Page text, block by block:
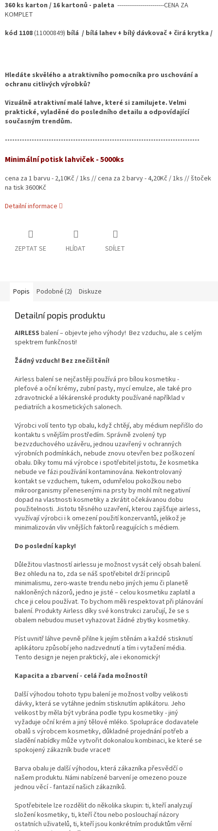
360 ks karton / 16 kartonů - paleta ------------------------CENA ZA
KOMPLET
kód 1108(11000849) bílá / bílá lahev + bílý dávkovač + čirá krytka /
Hledáte skvělého a atraktivního pomocníka pro uschování a
ochranu citlivých výrobků?
Vizuálně atraktivní malé lahve, které si zamilujete. Velmi
praktické, vyladěné do posledního detailu a odpovídající
současným trendům.
--------------------------------------------------------------------------------
Minimální potisk lahviček - 5000ks
cena za 1 barvu - 2,10Kč / 1ks // cena za 2 barvy - 4,20Kč / 1ks // štoček
na tisk 3600Kč
Detailní informace
ZEPTAT SE HLÍDAT SDÍLET
Popis Podobné (2) Diskuze
Detailní popis produktu
AIRLESS balení – objevte jeho výhody! Bez vzduchu, ale s celým
spektrem funkčnosti!
Žádný vzduch! Bez znečištění!
Airless balení se nejčastěji používá pro bílou kosmetiku -
pleťové a oční krémy, zubní pasty, mycí emulze, ale také pro
zdravotnické a lékárenské produkty používané například v
pediatriích a kosmetických salonech.
Výrobci volí tento typ obalu, když chtějí, aby médium nepřišlo do
kontaktu s vnějším prostředím. Správně zvolený typ
bezvzduchového uzávěru, jednou uzavřený v ochranných
výrobních podmínkách, nebude znovu otevřen bez poškození
obalu. Díky tomu má výrobce i spotřebitel jistotu, že kosmetika
nebude ve fázi používání kontaminována. Nekontrolovaný
kontakt se vzduchem, tukem, odumřelou pokožkou nebo
mikroorganismy přenesenými na prsty by mohl mít negativní
dopad na vlastnosti kosmetiky a zkrátit očekávanou dobu
použitelnosti. Jistotu těsného uzavření, kterou zajišťuje airless,
využívají výrobci i k omezení použití konzervantů, jelikož je
minimalizován vliv vnějších faktorů reagujících s médiem.
Do poslední kapky!
Důležitou vlastností airlessu je možnost vysát celý obsah balení.
Bez ohledu na to, zda se náš spotřebitel drží principů
minimalismu, zero-waste trendu nebo jiných jemu či planetě
nakloněných názorů, jedno je jisté – celou kosmetiku zaplatil a
chce ji celou používat. To bychom měli respektovat při plánování
balení. Produkty Airless díky své konstrukci zaručují, že se s
obalem nebudou muset vyhazovat žádné zbytky kosmetiky.
Píst uvnitř láhve pevně přilne k jejím stěnám a každé stisknutí
aplikátoru způsobí jeho nadzvednutí a tím i vytažení média.
Tento design je nejen praktický, ale i ekonomický!
Kapacita a zbarvení - celá řada možností!
Další výhodou tohoto typu balení je možnost volby velikosti
dávky, která se vytáhne jedním stisknutím aplikátoru. Jeho
velikost by měla být vybrána podle typu kosmetiky - jiný
vyžaduje oční krém a jiný tělové mléko. Spolupráce dodavatele
obalů s výrobcem kosmetiky, důkladné projednání potřeb a
sladění nabídky může vytvořit dokonalou kombinaci, ke které se
spokojený zákazník bude vracet!
Barva obalu je další výhodou, která zákazníka přesvědčí o
našem produktu. Námi nabízené barvení je omezeno pouze
jednou věcí - fantazií našich zákazníků.
Spotřebitele lze rozdělit do několika skupin: ti, kteří analyzují
složení kosmetiky, ti, kteří čtou nebo poslouchají názory
ostatních uživatelů, ti, kteří jsou konkrétním produktům věrní